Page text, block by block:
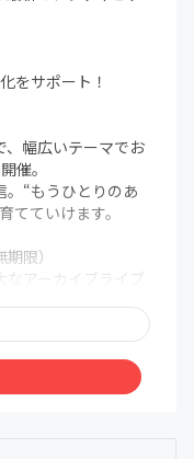
をサポート！
、幅広いテーマでお
催。
。“もうひとりのあ
てていけます。
限）
なアーカイブライブ
でアクセスできま